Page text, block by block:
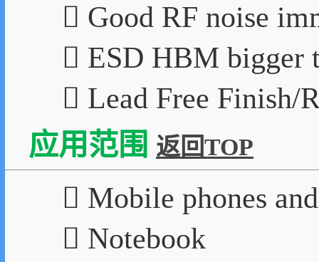
 Good RF noise
 ESD HBM bigger
 Lead Free Finish/
应用范围 返回TOP
 Mobile phones
 Notebook